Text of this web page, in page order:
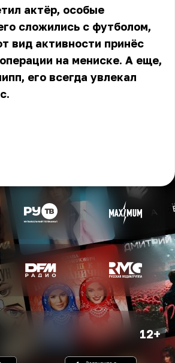
актёр, особые
сложились с футболом,
вид активности принёс
на мениске. А еще,
его всегда увлекал
12+